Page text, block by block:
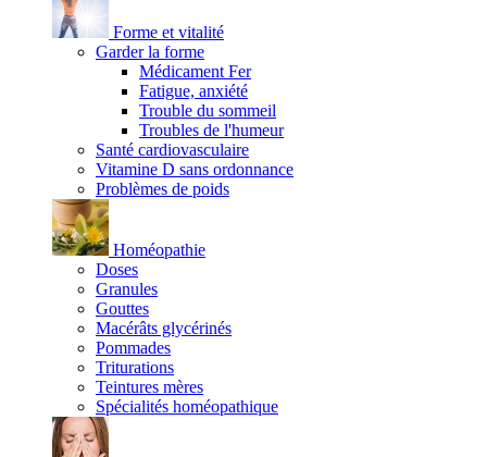
Forme et vitalité
Garder la forme
Médicament Fer
Fatigue, anxiété
Trouble du sommeil
Troubles de l'humeur
Santé cardiovasculaire
Vitamine D sans ordonnance
Problèmes de poids
Homéopathie
Doses
Granules
Gouttes
Macérâts glycérinés
Pommades
Triturations
Teintures mères
Spécialités homéopathique